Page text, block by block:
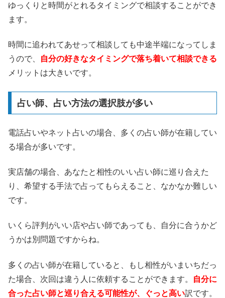
ゆっくりと時間がとれるタイミングで相談することができ
ます。
時間に追われてあせって相談しても中途半端になってしま
うので、
自分の好きなタイミングで落ち着いて相談できる
メリットは大きいです。
占い師、占い方法の選択肢が多い
電話占いやネット占いの場合、多くの占い師が在籍してい
る場合が多いです。
実店舗の場合、あなたと相性のいい占い師に巡り合えた
り、希望する手法で占ってもらえること、なかなか難しい
です。
いくら評判がいい店や占い師であっても、自分に合うかど
うかは別問題ですからね。
多くの占い師が在籍していると、もし相性がいまいちだっ
た場合、次回は違う人に依頼することができます。
自分に
合った占い師と巡り合える可能性が、ぐっと高い訳です。